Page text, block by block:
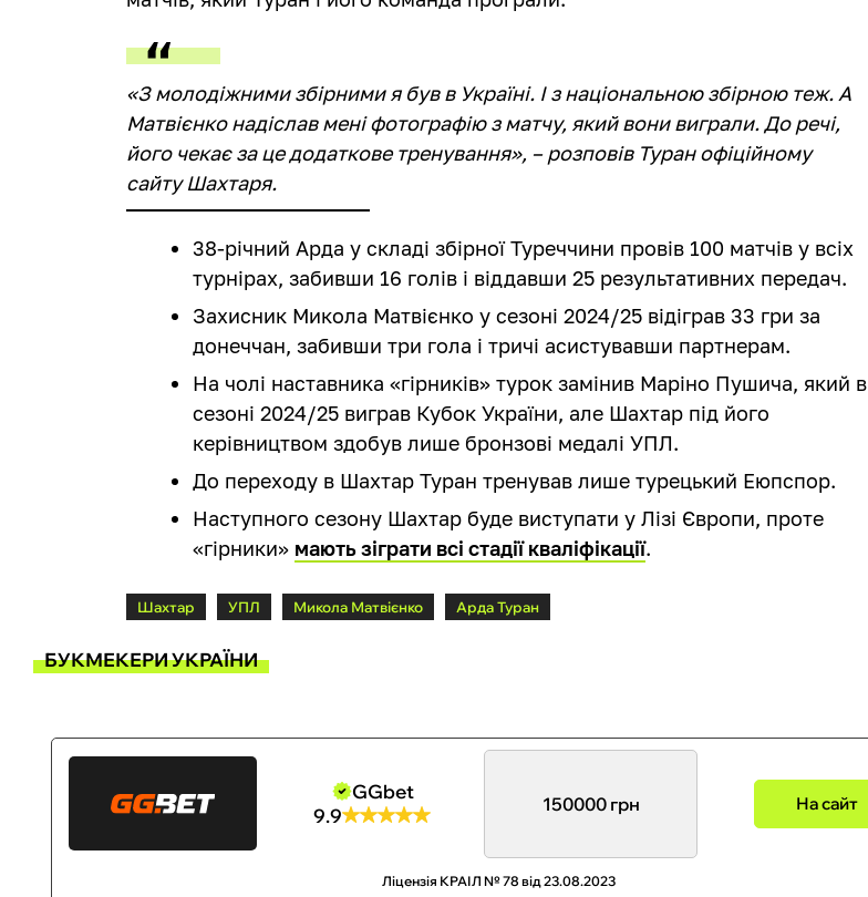
«З молодіжними збірними я був в Україні. І з національною збірною теж. А
Матвієнко надіслав мені фотографію з матчу, який вони виграли. До речі,
його чекає за це додаткове тренування», – розповів Туран офіційному
сайту Шахтаря.
38-річний Арда у складі збірної Туреччини провів 100 матчів у всіх
турнірах, забивши 16 голів і віддавши 25 результативних передач.
Захисник Микола Матвієнко у сезоні 2024/25 відіграв 33 гри за
донеччан, забивши три гола і тричі асистувавши партнерам.
На чолі наставника «гірників» турок замінив Маріно Пушича, який в
сезоні 2024/25 виграв Кубок України, але Шахтар під його
керівництвом здобув лише бронзові медалі УПЛ.
До переходу в Шахтар Туран тренував лише турецький Еюпспор.
Наступного сезону Шахтар буде виступати у Лізі Європи, проте
«гірники» мають зіграти всі стадії кваліфікації.
Шахтар УПЛ Микола Матвієнко Арда Туран
БУКМЕКЕРИ УКРАЇНИ
GGbet
9.9
150000 грн На сайт
Ліцензія КРАІЛ № 78 від 23.08.2023